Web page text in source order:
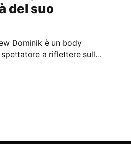
del suo
Dominik è un body
a riflettere sulla